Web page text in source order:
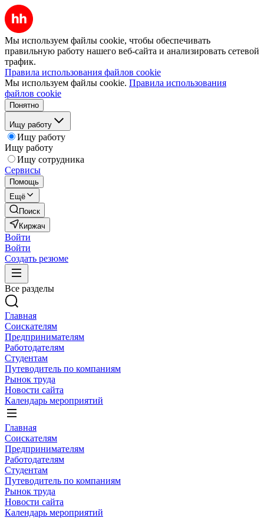
Мы используем файлы cookie, чтобы обеспечивать
правильную работу нашего веб-сайта и анализировать сетевой
трафик.
Правила использования файлов cookie
Мы используем файлы cookie. Правила использования
файлов cookie
Понятно
Ищу работу
Ищу работу
Ищу работу
Ищу сотрудника
Сервисы
Помощь
Ещё
Поиск
Киржач
Войти
Войти
Создать резюме
Все разделы
Главная
Соискателям
Предпринимателям
Работодателям
Студентам
Путеводитель по компаниям
Рынок труда
Новости сайта
Календарь мероприятий
Главная
Соискателям
Предпринимателям
Работодателям
Студентам
Путеводитель по компаниям
Рынок труда
Новости сайта
Календарь мероприятий